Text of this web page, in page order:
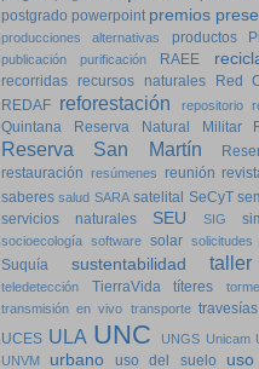
postgrado powerpoint premios
producciones alternativas productos
publicación purificación RAEE
recorridas recursos naturales
Red
REDAF reforestación repositorio
Quintana
Reserva Natural Militar
Reserva San Martín
restauración resúmenes reunión
saberes salud SARA satelital SeCyT
servicios naturales
SEU SIG
socioecología software solar solicitudes
Suquía sustentabilidad taller
teledetección
TierraVida títeres
transmisión en vivo transporte travesías
UCES ULA UNC UNGS Unicam
UNVM
urbano uso del suelo